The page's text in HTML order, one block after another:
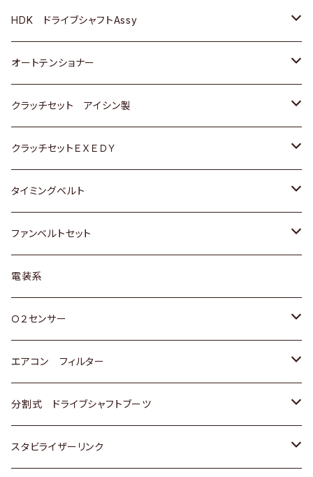
ＢＥＮＺ
スバル
三菱
スバル
マツダ
三菱
スバル
マツダ
三菱
スバル
日産
いすゞ
ダイハツ
マツダ
三菱
スバル
日野
ＢＭＷ
GOLF
ＷＡＧＥＮ
アストロ（シボレー）
クライスラー
ＢＭＷ
ＷＡＧＥＮ
ＶＯＬＶＯ
トヨタ
ホンダ
スズキ
日産
ダイハツ
マツダ
三菱
スバル
HDK ドライブシャフトAssy
スズキ
ダイハツ
日産
ホンダ
マツダ
オートテンショナー
トヨタ
クラッチセット アイシン製
ホンダ
スズキ
ダイハツ
マツダ
三菱
スバル
クラッチセットＥＸＥＤＹ
ホンダ
スズキ
日産
ダイハツ
マツダ
三菱
スバル
タイミングベルト
トヨタ
スズキ
ダイハツ
三菱
スバル
ファンベルトセット
トヨタ
ホンダ
スズキ
日産
いすゞ
電装系
Ｏ２センサー
トヨタ
ホンダ
スズキ
エアコン フィルター
トヨタ
ホンダ
分割式 ドライブシャフトブーツ
トヨタ
スタビライザーリンク